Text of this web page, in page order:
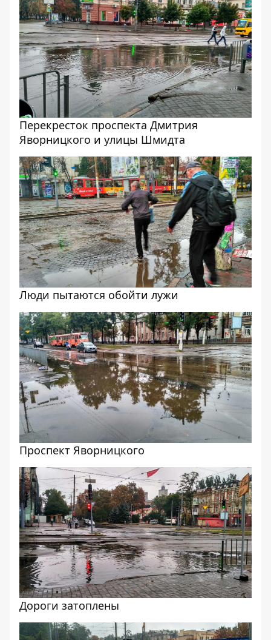
Перекресток проспекта Дмитрия
Яворницкого и улицы Шмидта
Люди пытаются обойти лужи
Проспект Яворницкого
Дороги затоплены